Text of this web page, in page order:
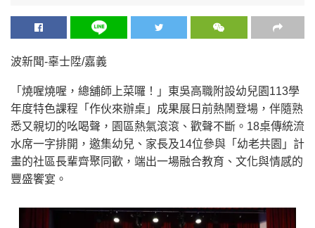
波新聞-辜士陞/嘉義
「燒喔燒喔，總舖師上菜囉！」東吳高職附設幼兒園113學
年度特色課程「作伙來辦桌」成果展日前熱鬧登場，伴隨熟
悉又親切的吆喝聲，園區熱氣滾滾、歡聲不斷。18桌傳統流
水席一字排開，邀集幼兒、家長及14位參與「幼老共園」計
畫的社區長輩齊聚同歡，端出一場融合教育、文化與情感的
豐盛饗宴。